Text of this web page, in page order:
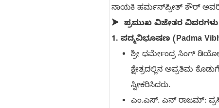
ನಾಯಕಿ ಹರ್ಮನ್‌ಪ್ರೀತ್ ಕೌರ್ ಅವರಿಗೆ
➤ ಪ್ರಮುಖ ವಿಜೇತರ ವಿವರಗಳು
1. ಪದ್ಮವಿಭೂಷಣ (Padma
ಶ್ರೀ ಧರ್ಮೇಂದ್ರ ಸಿಂಗ್
ಕ್ಷೇತ್ರದಲ್ಲಿನ ಅಪ್ರತಿಮ
ಸ್ವೀಕರಿಸಿದರು.
ಎಂ.ಎಸ್. ಎನ್ ರಾಜಮ್: